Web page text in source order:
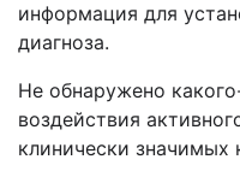
информация для
диагноза.
Не обнаружено
воздействия
клинически значимых